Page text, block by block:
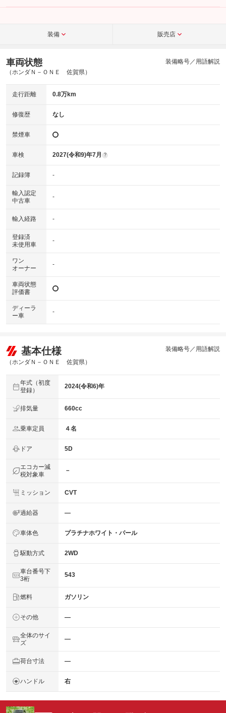
こちら
装備 販売店
車両状態
（ホンダＮ－ＯＮＥ 佐賀県）
装備略号／用語解説
走行距離 0.8万km
修復歴 なし
禁煙車
車検 2027(令和9)年7月 ?
記録簿 -
輸入認定
中古車
-
輸入経路 -
登録済
未使用車
-
ワン
オーナー
-
車両状態
評価書
ディーラ
ー車
-
基本仕様
（ホンダＮ－ＯＮＥ 佐賀県）
装備略号／用語解説
年式（初度
登録）
2024(令和6)年
排気量 660cc
乗車定員 ４名
ドア 5D
エコカー減
税対象車
－
ミッション CVT
過給器 ―
車体色 プラチナホワイト・パール
駆動方式 2WD
車台番号下
3桁
543
燃料 ガソリン
その他 ―
全体のサイ
ズ
―
荷台寸法 ―
ハンドル 右